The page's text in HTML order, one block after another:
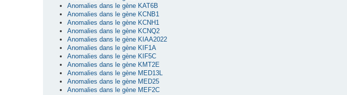
Anomalies dans le gène KAT6B
Anomalies dans le gène KCNB1
Anomalies dans le gène KCNH1
Anomalies dans le gène KCNQ2
Anomalies dans le gène KIAA2022
Anomalies dans le gène KIF1A
Anomalies dans le gène KIF5C
Anomalies dans le gène KMT2E
Anomalies dans le gène MED13L
Anomalies dans le gène MED25
Anomalies dans le gène MEF2C